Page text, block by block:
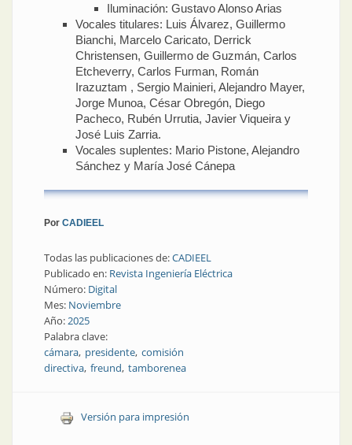
Iluminación: Gustavo Alonso Arias
Vocales titulares: Luis Álvarez, Guillermo
Bianchi, Marcelo Caricato, Derrick
Christensen, Guillermo de Guzmán, Carlos
Etcheverry, Carlos Furman, Román
Irazuztam , Sergio Mainieri, Alejandro Mayer,
Jorge Munoa, César Obregón, Diego
Pacheco, Rubén Urrutia, Javier Viqueira y
José Luis Zarria.
Vocales suplentes: Mario Pistone, Alejandro
Sánchez y María José Cánepa
Por CADIEEL
Todas las publicaciones de:CADIEEL
Publicado en: Revista Ingeniería Eléctrica
Número: Digital
Mes: Noviembre
Año:2025
Palabra clave:
cámara presidente comisión
directiva freund tamborenea
Versión para impresión